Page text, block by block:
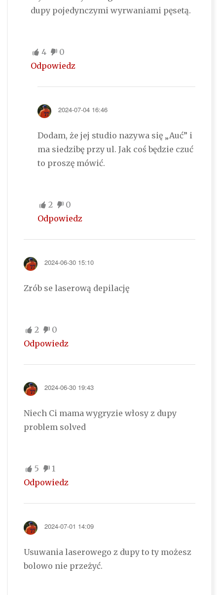
dupy pojedynczymi wyrwaniami pęsetą.
4
0
Odpowiedz
2024-07-04 16:46
Dodam, że jej studio nazywa się „Auć” i
ma siedzibę przy ul. Jak coś będzie czuć
to proszę mówić.
2
0
Odpowiedz
2024-06-30 15:10
Zrób se laserową depilację
2
0
Odpowiedz
2024-06-30 19:43
Niech Ci mama wygryzie włosy z dupy
problem solved
5
1
Odpowiedz
2024-07-01 14:09
Usuwania laserowego z dupy to ty możesz
bolowo nie przeżyć.